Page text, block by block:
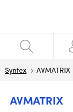
Syntex AVMATRIX
AVMATRIX